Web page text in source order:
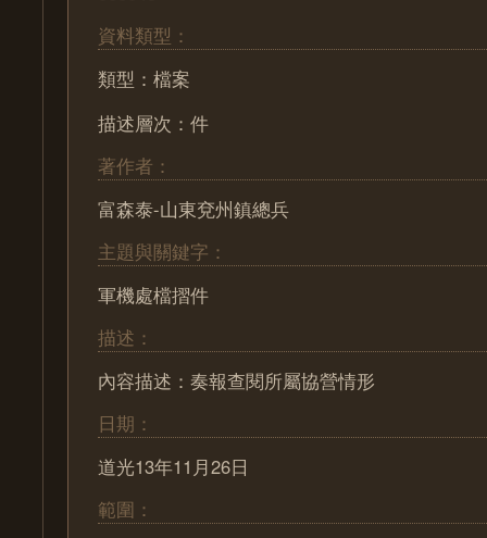
資料類型：
類型：檔案
描述層次：件
著作者：
富森泰-山東兗州鎮總兵
主題與關鍵字：
軍機處檔摺件
描述：
內容描述：奏報查閱所屬協營情形
日期：
道光13年11月26日
範圍：